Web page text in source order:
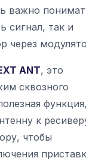
важно
сигнал, так и
через
ANT, это
сквозного
к
чтобы